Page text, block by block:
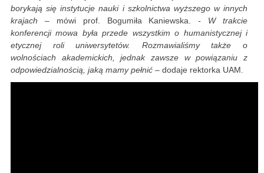
borykają się instytucje nauki i szkolnictwa wyższego w innych
krajach –mówi prof. Bogumiła Kaniewska.- W trakcie
konferencji mowa była przede wszystkim o humanistycznej i
etycznej roli uniwersytetów. Rozmawialiśmy także o
wolnościach akademickich, jednak zawsze w powiązaniu z
odpowiedzialnością, jaką mamy pełnić – dodaje rektorka UAM.